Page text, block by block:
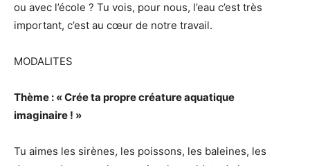
ou avec l’école ? Tu vois, pour nous, l’eau c’est très
important, c’est au cœur de notre travail.
MODALITES
Thème : « Crée ta propre créature aquatique
imaginaire ! »
Tu aimes les sirènes, les poissons, les baleines, les